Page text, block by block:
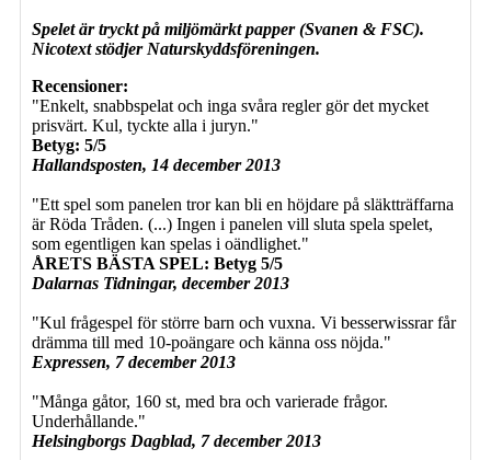
Spelet är tryckt på miljömärkt papper (Svanen & FSC).
Nicotext stödjer Naturskyddsföreningen.
Recensioner:
"Enkelt, snabbspelat och inga svåra regler gör det mycket
prisvärt. Kul, tyckte alla i juryn."
Betyg: 5/5
Hallandsposten, 14 december 2013
"Ett spel som panelen tror kan bli en höjdare på släktträffarna
är Röda Tråden. (...) Ingen i panelen vill sluta spela spelet,
som egentligen kan spelas i oändlighet."
ÅRETS BÄSTA SPEL: Betyg 5/5
Dalarnas Tidningar, december 2013
"Kul frågespel för större barn och vuxna. Vi besserwissrar får
drämma till med 10-poängare och känna oss nöjda."
Expressen, 7 december 2013
"Många gåtor, 160 st, med bra och varierade frågor.
Underhållande."
Helsingborgs Dagblad, 7 december 2013